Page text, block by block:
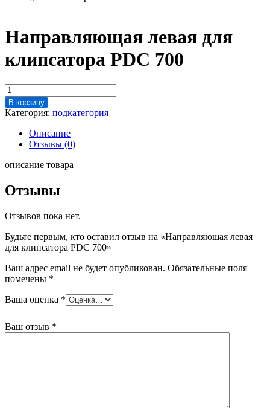
Направляющая левая для
клипсатора PDC 700
Количество
товара
Направляющая
клипсатора
700
В корзину
Категория: подкатегория
Описание
Отзывы (0)
описание товара
Отзывы
Отзывов пока нет.
Будьте первым, кто оставил отзыв на «Направляющая левая
для клипсатора PDC 700»
Ваш адрес email не будет опубликован. Обязательные поля
помечены *
Ваша оценка *
Ваш отзыв *